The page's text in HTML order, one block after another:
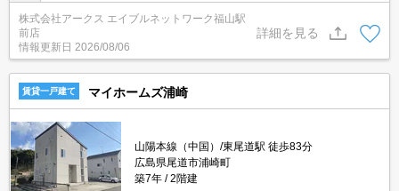
玄関先で荷物を受け取る必要がなくなるため安心できます。セキュ
リティ面は、オートロック・TVインターホンなど充実しているので
安心して生活できます。室内設備は洗面所独立・浴室乾燥機などが
揃っており、とても充実しています。バルコニーをご活用いただけ
ます。
株式会社アークス エイブルネットワーク福山駅
前店
情報更新日 2026/08/06
詳細を見る
賃貸一戸建て マイホームズ浦崎
山陽本線（中国）/東尾道駅 徒歩83分
広島県尾道市浦崎町
築7年
2階建